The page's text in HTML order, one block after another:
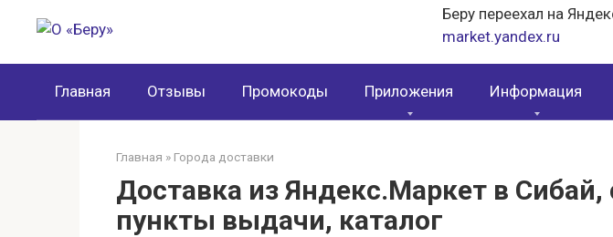
Беру переехал на
market.yandex.ru
Главная Отзывы Промокоды Приложения Информация
Главная » Города доставки
Доставка из Яндекс.Маркет в Сибай,
пункты выдачи, каталог